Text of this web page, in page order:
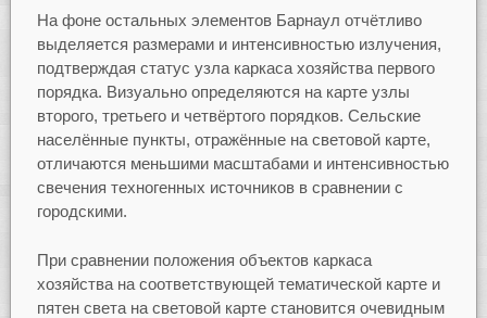
На фоне остальных элементов Барнаул отчётливо
выделяется размерами и интенсивностью излучения,
подтверждая статус узла каркаса хозяйства первого
порядка. Визуально определяются на карте узлы
второго, третьего и четвёртого порядков. Сельские
населённые пункты, отражённые на световой карте,
отличаются меньшими масштабами и интенсивностью
свечения техногенных источников в сравнении с
городскими.
При сравнении положения объектов каркаса
хозяйства на соответствующей тематической карте и
пятен света на световой карте становится очевидным